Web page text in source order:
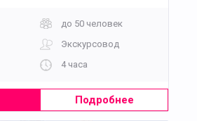
до 50 человек
Экскурсовод
4 часа
Подробнее